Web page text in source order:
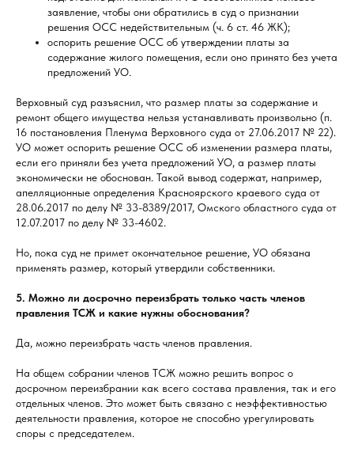
заявление, чтобы они обратились в суд о признании
решения ОСС недействительным (ч. 6 ст. 46 ЖК);
оспорить решение ОСС об утверждении платы за
содержание жилого помещения, если оно принято без учета
предложений УО.
Верховный суд разъяснил, что размер платы за содержание и
ремонт общего имущества нельзя устанавливать произвольно (п.
16 постановления Пленума Верховного суда от 27.06.2017 № 22).
УО может оспорить решение ОСС об изменении размера платы,
если его приняли без учета предложений УО, а размер платы
экономически не обоснован. Такой вывод содержат, например,
апелляционные определения Красноярского краевого суда от
28.06.2017 по делу № 33-8389/2017, Омского областного суда от
12.07.2017 по делу № 33-4602.
Но, пока суд не примет окончательное решение, УО обязана
применять размер, который утвердили собственники.
5. Можно ли досрочно переизбрать только часть членов
правления ТСЖ и какие нужны обоснования?
Да, можно переизбрать часть членов правления.
На общем собрании членов ТСЖ можно решить вопрос о
досрочном переизбрании как всего состава правления, так и его
отдельных членов. Это может быть связано с неэффективностью
деятельности правления, которое не способно урегулировать
споры с председателем.